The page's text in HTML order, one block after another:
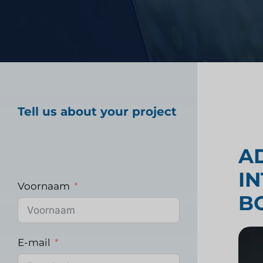
Tell us about your project
Voornaam
E-mail